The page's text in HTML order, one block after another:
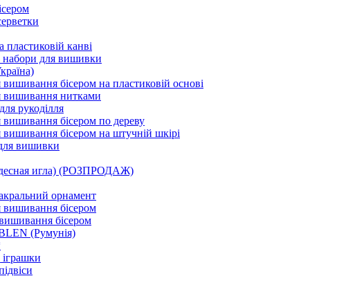
канві
набори для вишивки
бісером на пластиковій основі
вишивання нитками
рукоділля
бісером по дереву
бісером на штучній шкірі
вишивки
игла) (РОЗПРОДАЖ)
орнамент
бісером
бісером
(Румунія)